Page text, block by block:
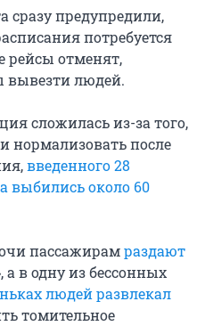
сразу предупредили,
потребуется
рейсы отменят,
вывезти людей.
сложилась из-за того,
нормализовать после
введенного 28
выбились около 60
пассажирамраздают
в одну из бессонных
людей развлекал
томительное